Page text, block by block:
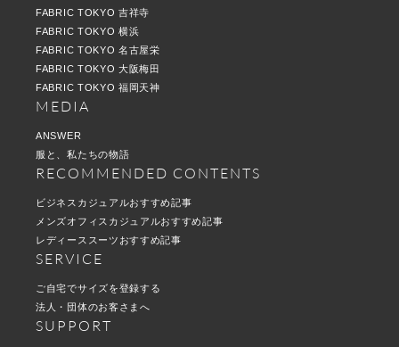
FABRIC TOKYO 吉祥寺
FABRIC TOKYO 横浜
FABRIC TOKYO 名古屋栄
FABRIC TOKYO 大阪梅田
FABRIC TOKYO 福岡天神
MEDIA
ANSWER
服と、私たちの物語
RECOMMENDED CONTENTS
ビジネスカジュアルおすすめ記事
メンズオフィスカジュアルおすすめ記事
レディーススーツおすすめ記事
SERVICE
ご自宅でサイズを登録する
法人・団体のお客さまへ
SUPPORT